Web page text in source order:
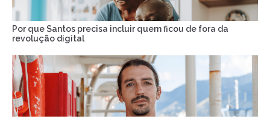
Por que Santos precisa incluir quem ficou de fora da
revolução digital